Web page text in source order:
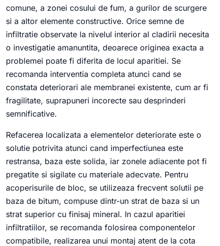
comune, a zonei cosului de fum, a gurilor de scurgere
si a altor elemente constructive. Orice semne de
infiltratie observate la nivelul interior al cladirii necesita
o investigatie amanuntita, deoarece originea exacta a
problemei poate fi diferita de locul aparitiei. Se
recomanda interventia completa atunci cand se
constata deteriorari ale membranei existente, cum ar fi
fragilitate, suprapuneri incorecte sau desprinderi
semnificative.
Refacerea localizata a elementelor deteriorate este o
solutie potrivita atunci cand imperfectiunea este
restransa, baza este solida, iar zonele adiacente pot fi
pregatite si sigilate cu materiale adecvate. Pentru
acoperisurile de bloc, se utilizeaza frecvent solutii pe
baza de bitum, compuse dintr-un strat de baza si un
strat superior cu finisaj mineral. In cazul aparitiei
infiltratiilor, se recomanda folosirea componentelor
compatibile, realizarea unui montaj atent de la cota